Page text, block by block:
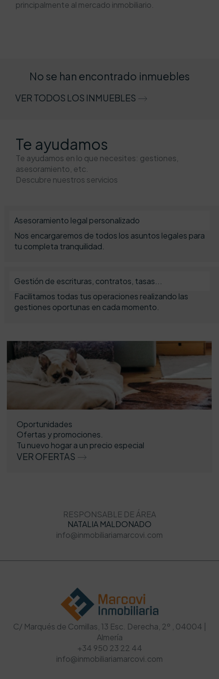
principalmente al mercado inmobiliario.
No se han encontrado inmuebles
VER TODOS LOS INMUEBLES
Te ayudamos
Te ayudamos en lo que necesites: gestiones,
asesoramiento, etc.
Descubre nuestros servicios
Asesoramiento legal personalizado
Nos encargaremos de todos los asuntos legales para
tu completa tranquilidad.
Gestión de escrituras, contratos, tasas...
Facilitamos todas tus operaciones realizando las
gestiones oportunas en cada momento.
Oportunidades
Ofertas y promociones.
Tu nuevo hogar a un precio especial
VER OFERTAS
RESPONSABLE DE ÁREA
NATALIA MALDONADO
info@inmobiliariamarcovi.com
C/ Marqués de Comillas, 13 Esc. Derecha, 2º , 04004 |
Almería
+34 950 23 22 44
info@inmobiliariamarcovi.com